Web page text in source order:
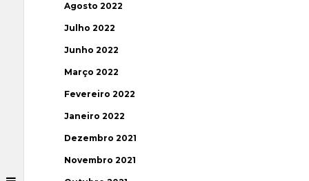
Agosto 2022
Julho 2022
Junho 2022
Março 2022
Fevereiro 2022
Janeiro 2022
Dezembro 2021
Novembro 2021